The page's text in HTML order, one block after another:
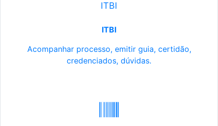
ITBI
ITBI
Acompanhar processo, emitir guia, certidão,
credenciados, dúvidas.